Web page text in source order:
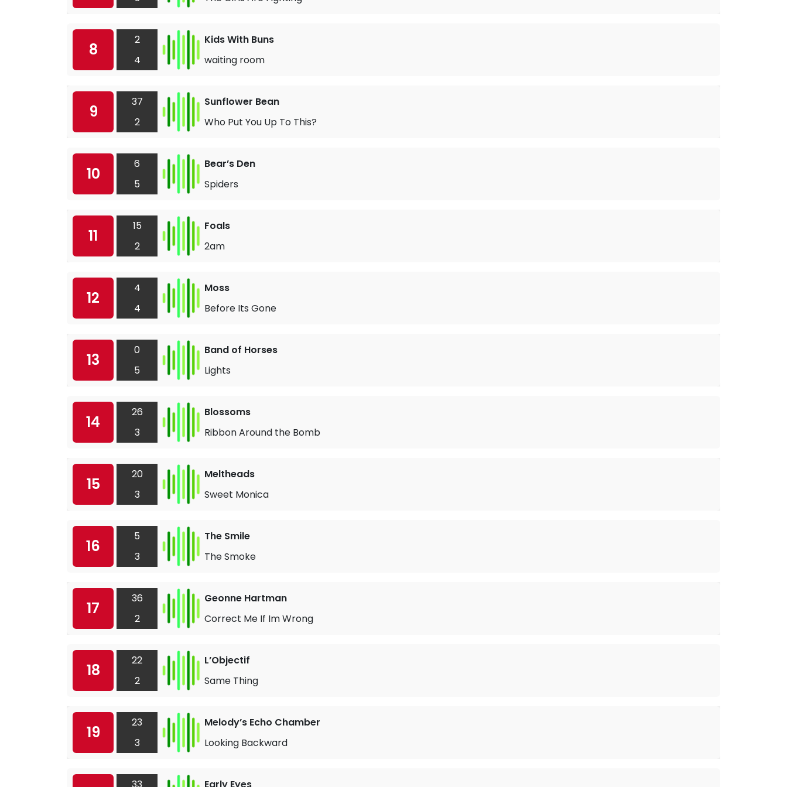
8
2
4
Kids With Buns
waiting room
9
37
2
Sunflower Bean
Who Put You Up To This?
10
6
5
Bear’s Den
Spiders
11
15
2
Foals
2am
12
4
4
Moss
Before Its Gone
13
0
5
Band of Horses
Lights
14
26
3
Blossoms
Ribbon Around the Bomb
15
20
3
Meltheads
Sweet Monica
16
5
3
The Smile
The Smoke
17
36
2
Geonne Hartman
Correct Me If Im Wrong
18
22
2
L’Objectif
Same Thing
19
23
3
Melody’s Echo Chamber
Looking Backward
33 Early Eyes